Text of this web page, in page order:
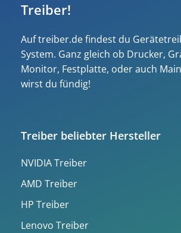
Treiber!
Auf treiber.de findest du
System. Ganz gleich ob Drucker,
Monitor, Festplatte, oder auch
wirst du fündig!
Treiber beliebter Hersteller
NVIDIA Treiber
AMD Treiber
HP Treiber
Lenovo Treiber